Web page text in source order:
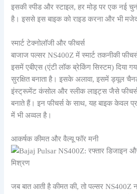
इसकी स्पीड और स्टाइल, हर मोड़ पर एक नई
है। इससे इस बाइक को राइड करना और भी
स्मार्ट टेक्नोलॉजी और फीचर्स
बाजाज पल्सर NS400Z में स्मार्ट तकनीकी
इसमें एबीएस (एंटी लॉक ब्रेकिंग सिस्टम) दिया
सुरक्षित बनाता है। इसके अलावा, इसमें ड्यूल
इंस्ट्रूमेंट कंसोल और स्लीक लाइट्स जैसे
बनाते हैं। इन फीचर्स के साथ, यह बाइक केवल
में भी अव्‍वल है।
आकर्षक कीमत और वैल्यू फॉर मनी
जब बात आती है कीमत की, तो पल्सर NS400Z